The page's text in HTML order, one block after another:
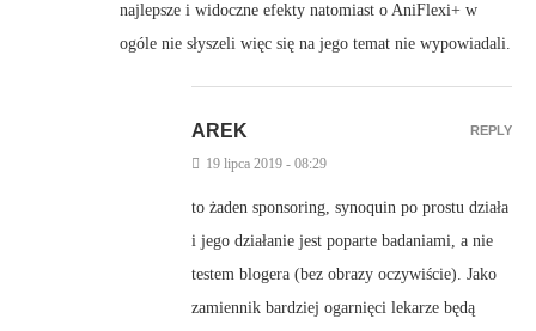
najlepsze i widoczne efekty natomiast o AniFlexi+ w
ogóle nie słyszeli więc się na jego temat nie wypowiadali.
AREK
19 lipca 2019 - 08:29
to żaden sponsoring, synoquin po prostu działa
i jego działanie jest poparte badaniami, a nie
testem blogera (bez obrazy oczywiście). Jako
zamiennik bardziej ogarnięci lekarze będą
REPLY